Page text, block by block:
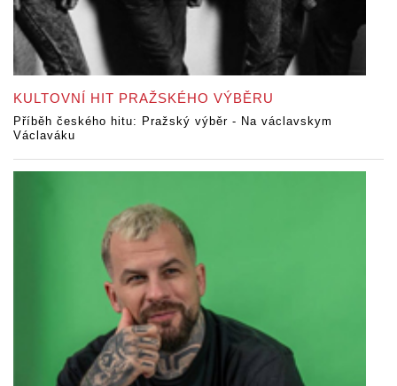
KULTOVNÍ HIT PRAŽSKÉHO VÝBĚRU
Příběh českého hitu: Pražský výběr - Na václavskym
Václaváku